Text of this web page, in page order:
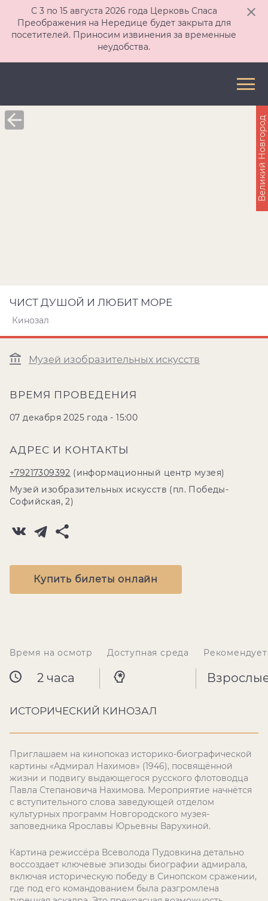
С 3 по 15 августа 2026 года Церковь Спаса
Преображения на Нередице будет закрыта для
посетителей. Приносим извинения за временные
неудобства.
ЧИСТ ДУШОЙ И ЛЮБИТ МОРЕ
Кинозал
Музей изобразительных искусств
ВРЕМЯ ПРОВЕДЕНИЯ
07 декабря 2025 года - 15:00
АДРЕС И КОНТАКТЫ
+79217309392 (информационный центр музея)
Музей изобразительных искусств (пл. Победы-
Софийская, 2)
Купить билеты онлайн
Великий Новгород
Время на осмотр
2 часа
Доступная среда
ИСТОРИЧЕСКИЙ КИНОЗАЛ
Приглашаем на кинопоказ историко-биографической
картины «Адмирал Нахимов» (1946), посвящённой
жизни и подвигу выдающегося русского флотоводца
Павла Степановича Нахимова. Мероприятие начнётся
с вступительного слова заведующей отделом
культурных программ Новгородского музея-
заповедника Ярославы Юрьевны Варухиной.
Картина режиссёра Всеволода Пудовкина детально
воссоздает ключевые эпизоды биографии адмирала,
включая историческую победу в Синопском сражении,
где под его командованием была разгромлена